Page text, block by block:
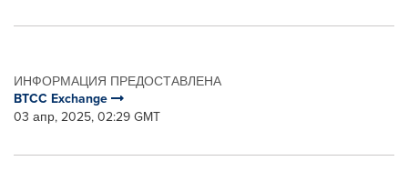
ИНФОРМАЦИЯ ПРЕДОСТАВЛЕНА
BTCC Exchange
03 апр, 2025, 02:29 GMT